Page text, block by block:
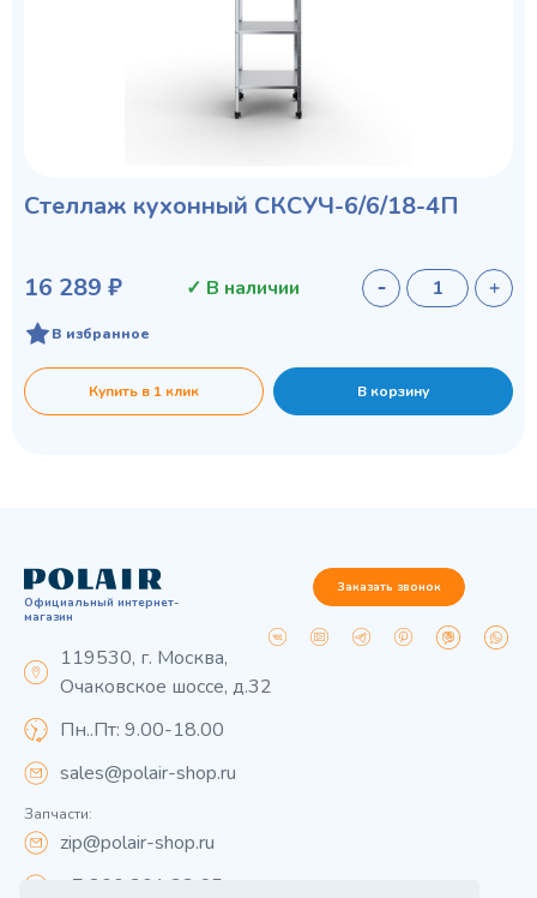
Стеллаж кухонный СКСУЧ-6/6/18-4П
16 289 ₽ ✓ В наличии
В избранное
Купить в 1 клик В корзину
Официальный интернет-
магазин
119530, г. Москва,
Очаковское шоссе, д.32
Пн..Пт: 9.00-18.00
sales@polair-shop.ru
Запчасти:
zip@polair-shop.ru
+7 800 301 33 65
Заказать звонок